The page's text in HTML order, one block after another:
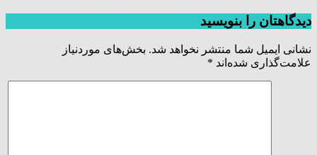
دیدگاهتان را بنویسید
نشانی ایمیل شما منتشر نخواهد شد. بخش‌های موردنیاز
علامت‌گذاری شده‌اند *